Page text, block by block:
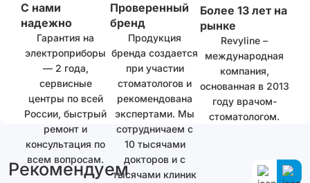
С нами
надежно
Гарантия на
электроприборы
— 2 года,
сервисные
центры по всей
России, быстрый
ремонт и
консультация по
всем вопросам.
Проверенный
бренд
Продукция
бренда создается
при участии
стоматологов и
рекомендована
экспертами. Мы
сотрудничаем с
10 тысячами
докторов и с
тысячами клиник
Более 13 лет на
рынке
Revyline –
международная
компания,
основанная в 2013
году врачом-
стоматологом.
Рекомендуем